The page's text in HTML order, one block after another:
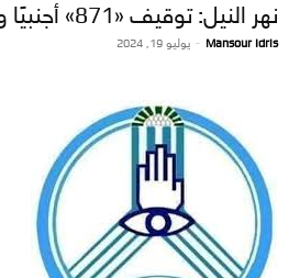
نهر النيل: توقيف «871» أجنبيًا و«122» معتاد إجرام
Mansour Idris
- يوليو 19, 2024